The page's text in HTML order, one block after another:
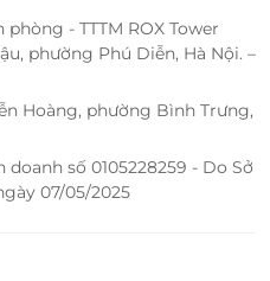
phòng - TTTM ROX Tower
phường Phú Diễn, Hà Nội. –
Hoàng, phường Bình Trưng,
số 0105228259 - Do Sở
07/05/2025